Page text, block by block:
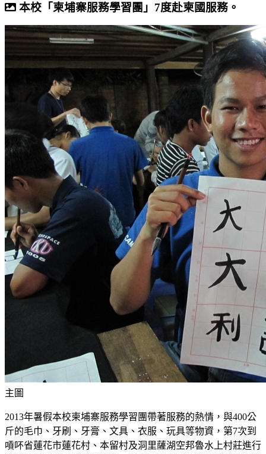
本校「柬埔寨服務學習團」7度赴柬國服務。
主圖
2013年暑假本校柬埔寨服務學習團帶著服務的熱情，與400公
斤的毛巾、牙刷、牙膏、文具、衣服、玩具等物資，第7次到
嗊吥省蓮花市蓮花村、本留村及洞里薩湖空邦魯水上村莊進行